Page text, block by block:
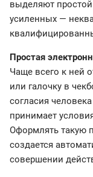
выделяют
усиленных —
Простая
Чаще всего к ней
или галочку в
согласия
принимает
Оформлять такую
создается
совершении